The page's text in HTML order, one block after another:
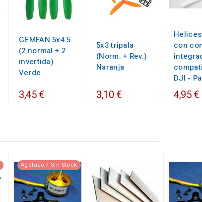
GEMFAN 5x4.5
(2 normal + 2
invertida)
Verde
3,45 €
5x3 tripala
(Norm. + Rev.)
Naranja
3,10 €
con
DJI -
4,95 €
Agotado / Sin Stock